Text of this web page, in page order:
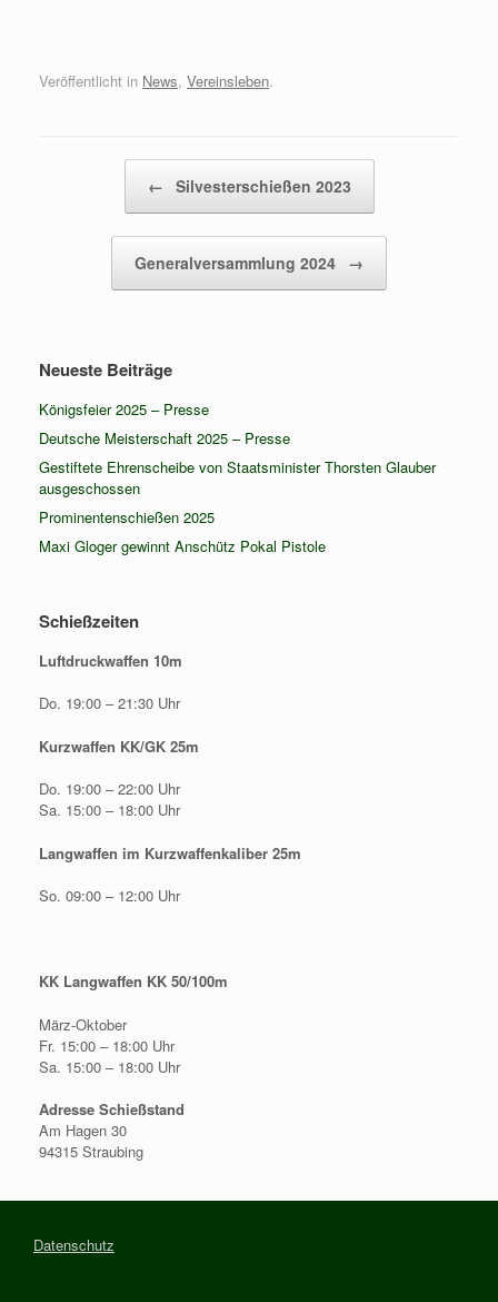
Veröffentlicht in News, Vereinsleben.
← Silvesterschießen 2023
Generalversammlung 2024 →
Neueste Beiträge
Königsfeier 2025 – Presse
Deutsche Meisterschaft 2025 – Presse
Gestiftete Ehrenscheibe von Staatsminister Thorsten Glauber
ausgeschossen
Prominentenschießen 2025
Maxi Gloger gewinnt Anschütz Pokal Pistole
Schießzeiten
Luftdruckwaffen 10m
Do. 19:00 – 21:30 Uhr
Kurzwaffen KK/GK 25m
Do. 19:00 – 22:00 Uhr
Sa. 15:00 – 18:00 Uhr
Langwaffen im Kurzwaffenkaliber 25m
So. 09:00 – 12:00 Uhr
KK Langwaffen KK 50/100m
März-Oktober
Fr. 15:00 – 18:00 Uhr
Sa. 15:00 – 18:00 Uhr
Adresse Schießstand
Am Hagen 30
94315 Straubing
Datenschutz